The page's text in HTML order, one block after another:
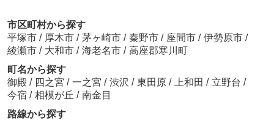
市区町村から探す
平塚市 / 厚木市 / 茅ヶ崎市 / 秦野市 / 座間市 / 伊勢原市 /
綾瀬市 / 大和市 / 海老名市 / 高座郡寒川町
町名から探す
御殿 / 四之宮 / 一之宮 / 渋沢 / 東田原 / 上和田 / 立野台 /
今宿 / 相模が丘 / 南金目
路線から探す